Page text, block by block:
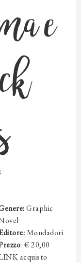
e
Graphic
Mondadori
: € 20,00
acquisto